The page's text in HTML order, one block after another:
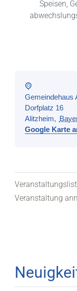
Speisen,
Gemeindehaus
Dorfplatz 16
Alitzheim,
Google Karte
Veranstaltung